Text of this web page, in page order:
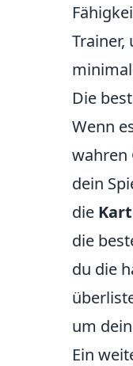
Trainer,
Die
Wenn
wahren
dein
die
die
du die
um
Ein